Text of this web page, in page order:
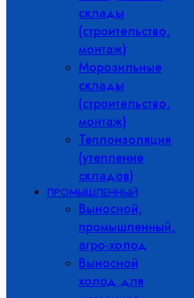
склады
(строительство,
монтаж)
Морозильные
склады
(строительство,
монтаж)
Теплоизоляция
(утепление
складов)
ПРОМЫШЛЕННЫЙ
Выносной,
промышленный,
агро-холод
Выносной
холод для